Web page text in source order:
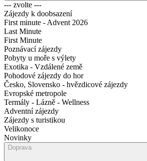
--- zvolte ---
Zájezdy k doobsazení
First minute - Advent 2026
Last Minute
First Minute
Poznávací zájezdy
Pobyty u moře s výlety
Exotika - Vzdálené země
Pohodové zájezdy do hor
Česko, Slovensko - hvězdicové zájezdy
Evropské metropole
Termály - Lázně - Wellness
Adventní zájezdy
Zájezdy s turistikou
Velikonoce
Novinky
Doprava